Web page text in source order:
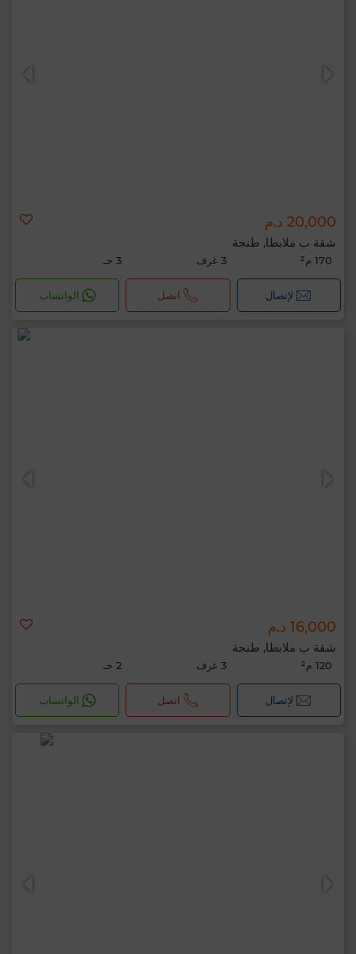
20,000 د.م
شقة ب ملابطا, طنجة
170 م² 3 غرف 3 حـ
لإتصال اتصل الواتساب
16,000 د.م
شقة ب ملابطا, طنجة
120 م² 3 غرف 2 حـ
لإتصال اتصل الواتساب